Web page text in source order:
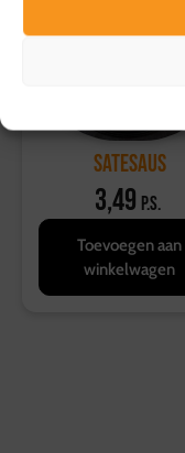
satesaus
3,49 p.s.
Toevoegen aan
winkelwagen